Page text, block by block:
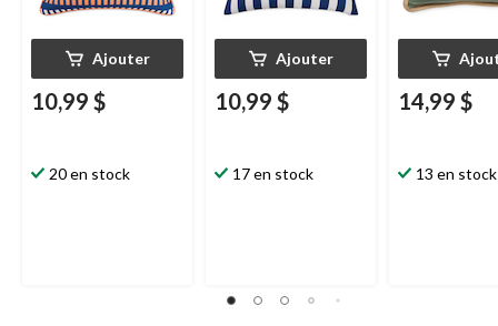
Ajouter
10,99 $
20 en stock
Ajouter
10,99 $
17 en stock
14,99 $
13 en stock